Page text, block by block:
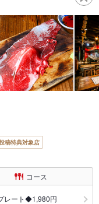
稿特典対象店
コース
レート◆1,980円